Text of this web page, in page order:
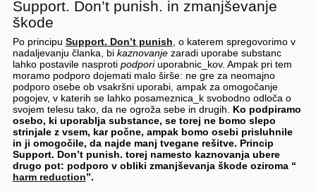
Support. Don’t punish. in zmanjševanje
škode
Po principu Support. Don’t punish, o katerem spregovorimo v
nadaljevanju članka, bi kaznovanjezaradi uporabe substanc
lahko postavile nasproti podporiuporabnic_kov. Ampak pri tem
moramo podporo dojemati malo širše: ne gre za neomajno
podporo osebe ob vsakršni uporabi, ampak za omogočanje
pogojev, v katerih se lahko posameznica_k svobodno odloča o
svojem telesu tako, da ne ogroža sebe in drugih. Ko podpiramo
osebo, ki uporablja substance, se torej ne bomo slepo
strinjale z vsem, kar počne, ampak bomo osebi prisluhnile
in ji omogočile, da najde manj tvegane rešitve. Princip
Support. Don’t punish. torej namesto kaznovanja ubere
drugo pot: podporo v obliki zmanjševanja škode oziroma “
harm reduction”.